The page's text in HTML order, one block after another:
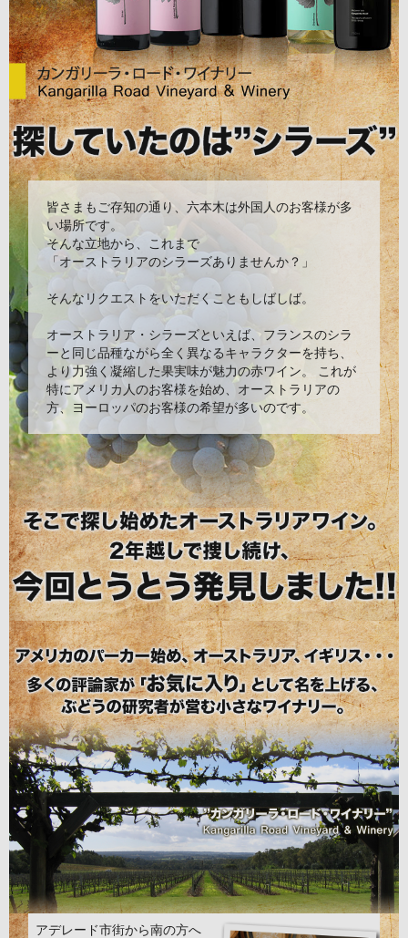
皆さまもご存知の通り、六本木は外国人のお客様が多
い場所です。
そんな立地から、これまで
「オーストラリアのシラーズありませんか？」
そんなリクエストをいただくこともしばしば。
オーストラリア・シラーズといえば、フランスのシラ
ーと同じ品種ながら全く異なるキャラクターを持ち、
より力強く凝縮した果実味が魅力の赤ワイン。 これが
特にアメリカ人のお客様を始め、オーストラリアの
方、ヨーロッパのお客様の希望が多いのです。
アデレード市街から南の方へ